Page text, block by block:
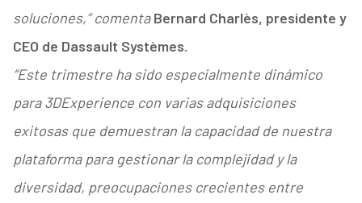
soluciones,” comentaBernard Charlès, presidente y
CEO de Dassault Systèmes.
“Este trimestre ha sido especialmente dinámico
para 3DExperience con varias adquisiciones
exitosas que demuestran la capacidad de nuestra
plataforma para gestionar la complejidad y la
diversidad, preocupaciones crecientes entre